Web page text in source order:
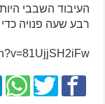
העיבוד השבבי
רבע שעה פנויה